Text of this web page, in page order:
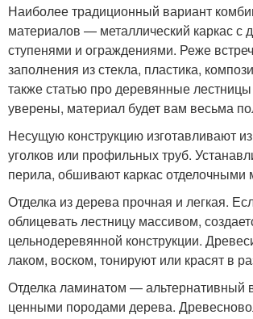
Наиболее традиционный вариант
материалов — металлический каркас с
ступенями и ограждениями. Реже
заполнения из стекла, пластика,
также статью про деревянные
уверены, материал будет вам весьма
Несущую конструкцию изготавливают
уголков или профильных труб.
перила, обшивают каркас отделочными
Отделка из дерева прочная и легкая.
облицевать лестницу массивом,
цельнодеревянной конструкции.
лаком, воском, тонируют или красят в
Отделка ламинатом — альтернативный
ценными породами дерева.